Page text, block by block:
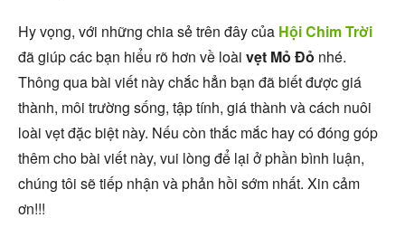
Hy vọng, với những chia sẻ trên đây của Hội Chim Trời
đã giúp các bạn hiểu rõ hơn về loài vẹt Mỏ Đỏ nhé.
Thông qua bài viết này chắc hẳn bạn đã biết được giá
thành, môi trường sống, tập tính, giá thành và cách nuôi
loài vẹt đặc biệt này. Nếu còn thắc mắc hay có đóng góp
thêm cho bài viết này, vui lòng để lại ở phần bình luận,
chúng tôi sẽ tiếp nhận và phản hồi sớm nhất. Xin cảm
ơn!!!